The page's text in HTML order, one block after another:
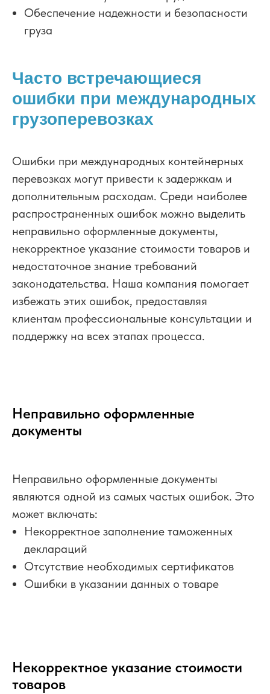
Обеспечение надежности и безопасности
груза
Часто встречающиеся
ошибки при международных
грузоперевозках
Ошибки при международных контейнерных
перевозках могут привести к задержкам и
дополнительным расходам. Среди наиболее
распространенных ошибок можно выделить
неправильно оформленные документы,
некорректное указание стоимости товаров и
недостаточное знание требований
законодательства. Наша компания помогает
избежать этих ошибок, предоставляя
клиентам профессиональные консультации и
поддержку на всех этапах процесса.
Неправильно оформленные
документы
Неправильно оформленные документы
являются одной из самых частых ошибок. Это
может включать:
Некорректное заполнение таможенных
деклараций
Отсутствие необходимых сертификатов
Ошибки в указании данных о товаре
Некорректное указание стоимости
товаров